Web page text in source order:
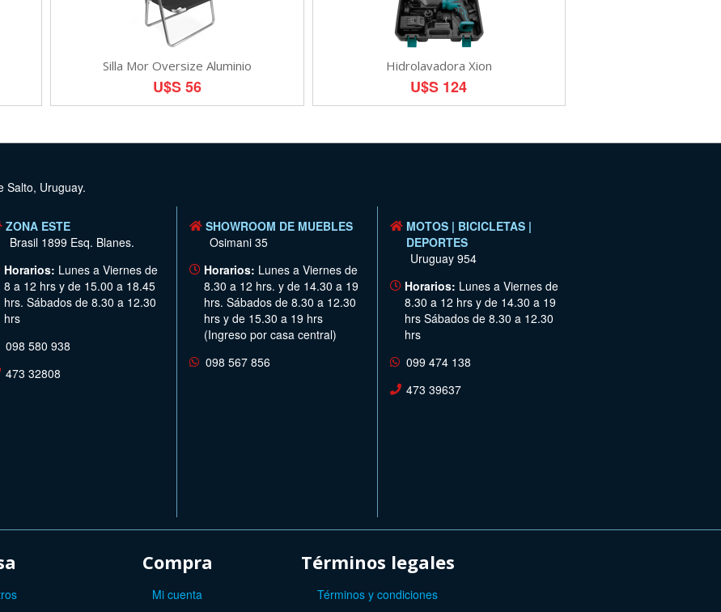
Silla Mor Oversize Aluminio
U$S 56
Hidrolavadora Xion
U$S 124
Salto, Uruguay.
ZONA ESTE
Brasil 1899 Esq. Blanes.
Horarios: Lunes a Viernes de
8 a 12 hrs y de 15.00 a 18.45
hrs. Sábados de 8.30 a 12.30
hrs
098 580 938
473 32808
SHOWROOM DE MUEBLES
Osimani 35
Horarios: Lunes a Viernes de
8.30 a 12 hrs. y de 14.30 a 19
hrs. Sábados de 8.30 a 12.30
hrs y de 15.30 a 19 hrs
(Ingreso por casa central)
098 567 856
MOTOS | BICICLETAS |
DEPORTES
Uruguay 954
Horarios: Lunes a Viernes de
8.30 a 12 hrs y de 14.30 a 19
hrs Sábados de 8.30 a 12.30
hrs
099 474 138
473 39637
Compra
Mi cuenta
Términos legales
Términos y condiciones